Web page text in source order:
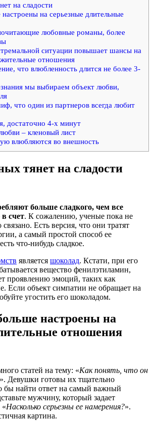
на сладости
на серьезные длительные
любовные романы, более
ситуации повышает шансы на
отношения
что влюбленность длится не более 3-
мы выбираем объект любви,
что один из партнеров всегда любит
достаточно 4-х минут
– кленовый лист
влюбляются во внешность
тянет на сладости
больше сладкого, чем все
счет. К сожалению, ученые пока не
Есть версия, что они тратят
а самый простой способ ее
что-нибудь сладкое.
является шоколад. Кстати, при его
вещество фенилэтиламин,
проявлению эмоций, таких как
Если объект симпатии не обращает на
угостить его шоколадом.
настроены на
отношения
статей на тему: «Как понять, что он
». Девушки готовы их тщательно
бы найти ответ на самый важный
мужчину, который задает
«Насколько серьезны ее намерения?».
картина.